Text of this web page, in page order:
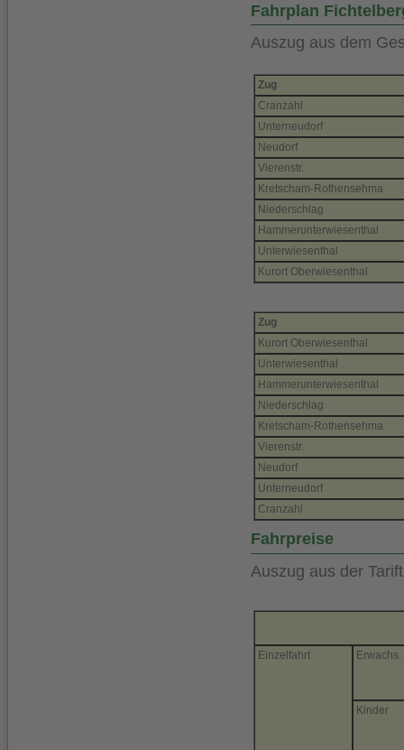
Fahrplan
Auszug aus dem
Zug
Cranzahl
Unterneudorf
Neudorf
Vierenstr.
Kretscham-Rothensehma
Niederschlag
Hammerunterwiesenthal
Unterwiesenthal
Kurort Oberwiesenthal
Zug
Kurort Oberwiesenthal
Unterwiesenthal
Hammerunterwiesenthal
Niederschlag
Kretscham-Rothensehma
Vierenstr.
Neudorf
Unterneudorf
Cranzahl
Fahrpreise
Auszug aus der
Einzelfahrt Erwachs.
Kinder